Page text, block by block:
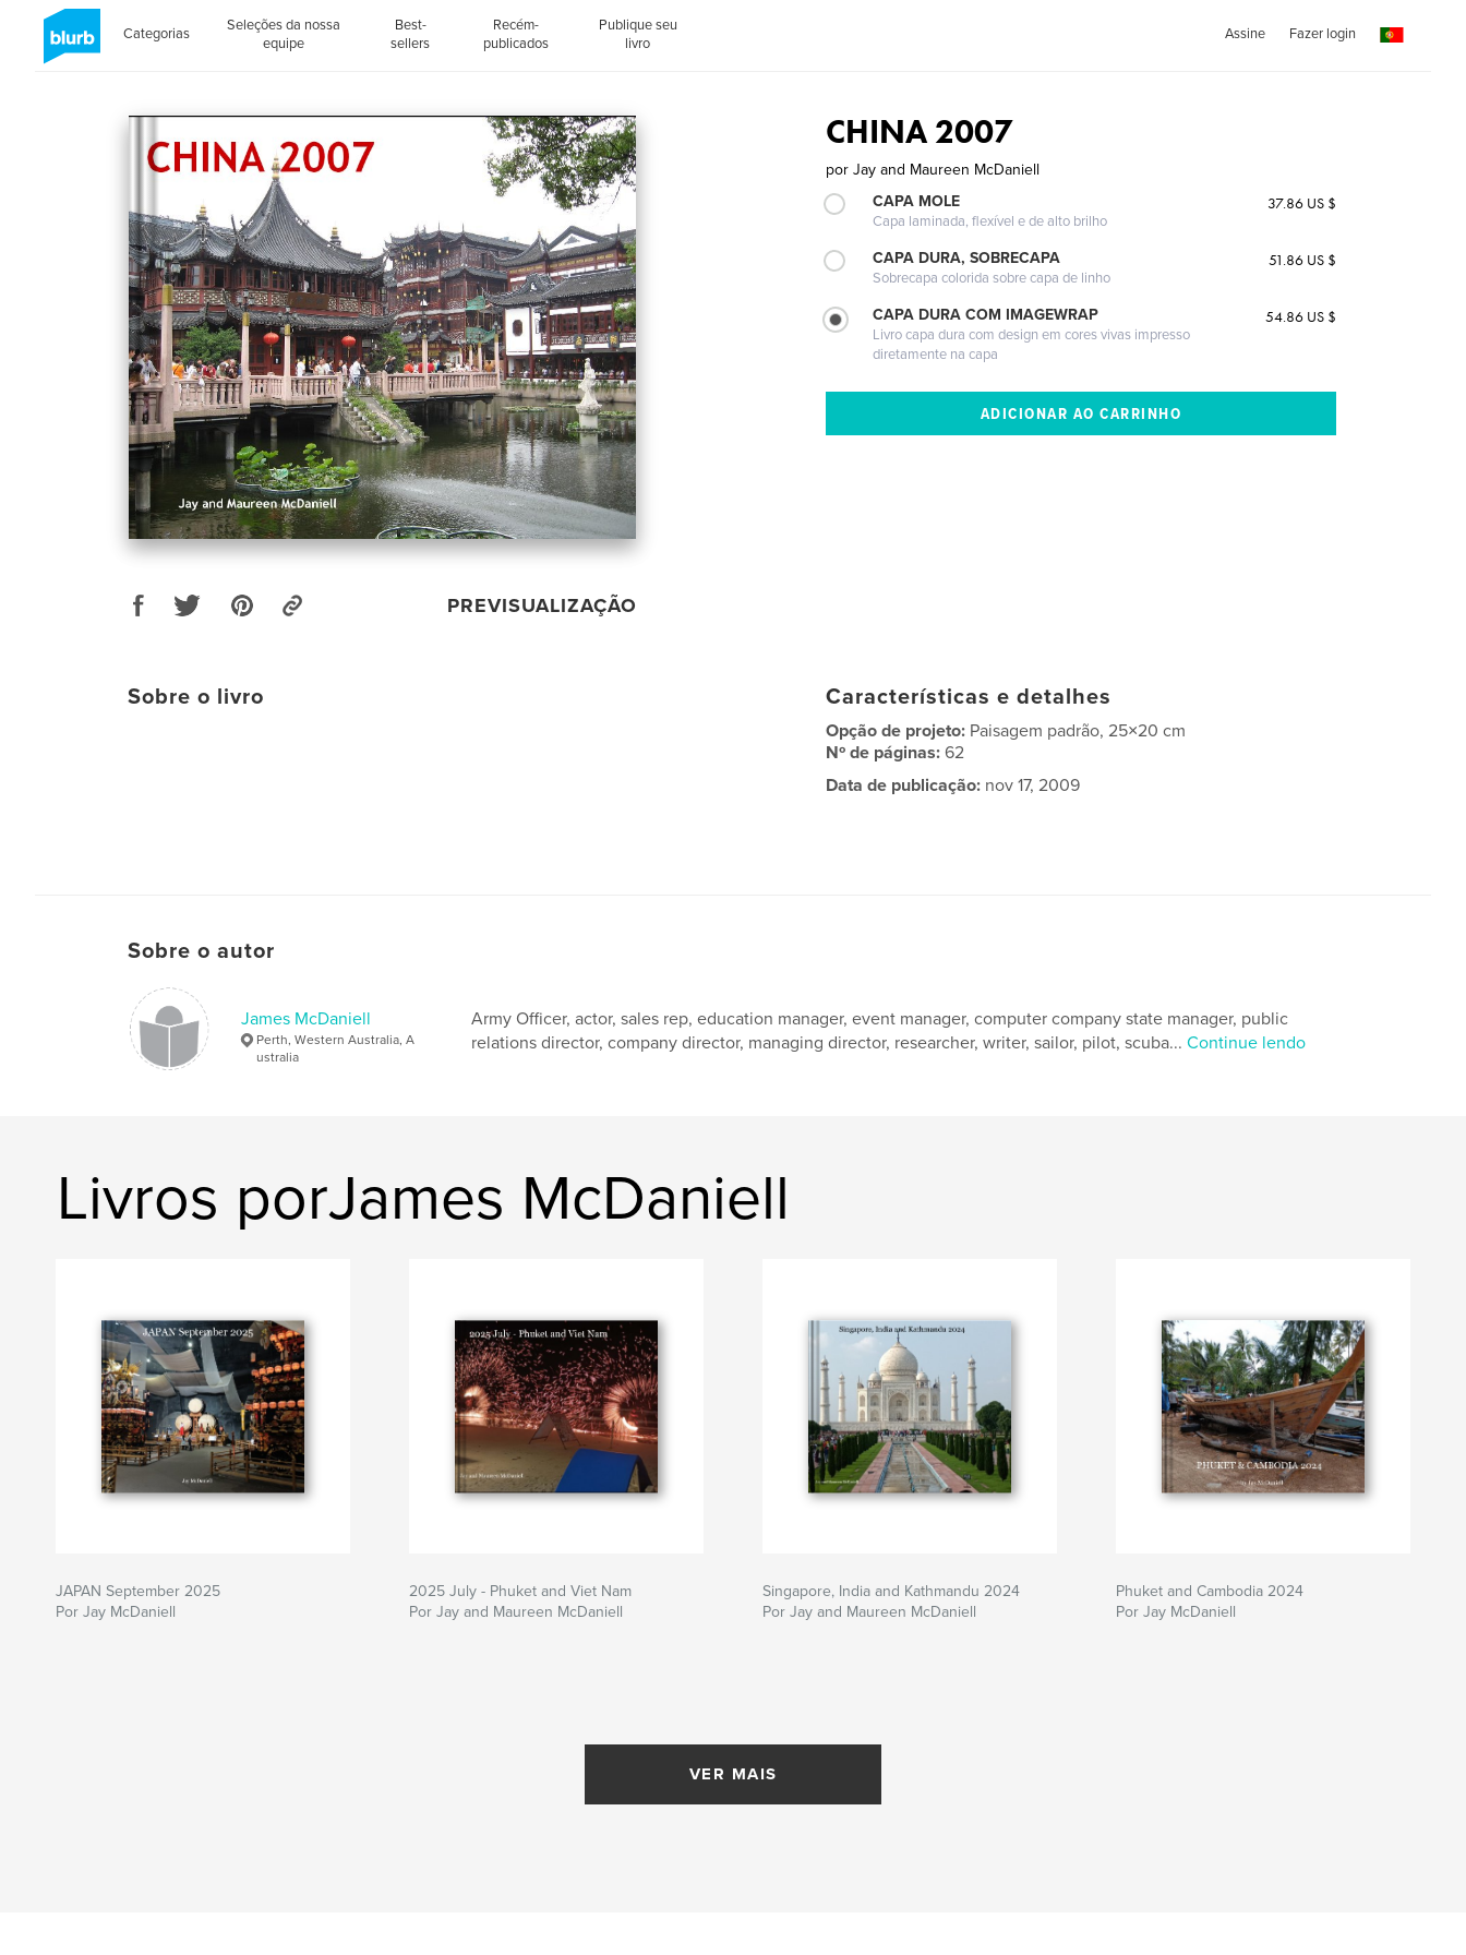
Categorias
Seleções da nossa
equipe
Best-
sellers
Recém-
publicados
Publique seu
livro
Assine Fazer login
PREVISUALIZAÇÃO
CHINA 2007
por Jay and Maureen McDaniell
CAPA MOLE
Capa laminada, flexível e de alto brilho
37.86 US $
CAPA DURA, SOBRECAPA
Sobrecapa colorida sobre capa de linho
51.86 US $
CAPA DURA COM IMAGEWRAP
Livro capa dura com design em cores vivas impresso
diretamente na capa
54.86 US $
Sobre o livro Características e detalhes
Opção de projeto: Paisagem padrão, 25×20 cm
Nº de páginas:62
Data de publicação: nov 17, 2009
Sobre o autor
James McDaniell
Perth, Western Australia, A
ustralia
Army Officer, actor, sales rep, education manager, event manager, computer company state manager, public
relations director, company director, managing director, researcher, writer, sailor, pilot, scuba... Continue lendo
Livros porJames McDaniell
JAPAN September 2025
Por Jay McDaniell
2025 July - Phuket and Viet Nam
Por Jay and Maureen McDaniell
Singapore, India and Kathmandu 2024
Por Jay and Maureen McDaniell
Phuket and Cambodia 2024
Por Jay McDaniell
VER MAIS